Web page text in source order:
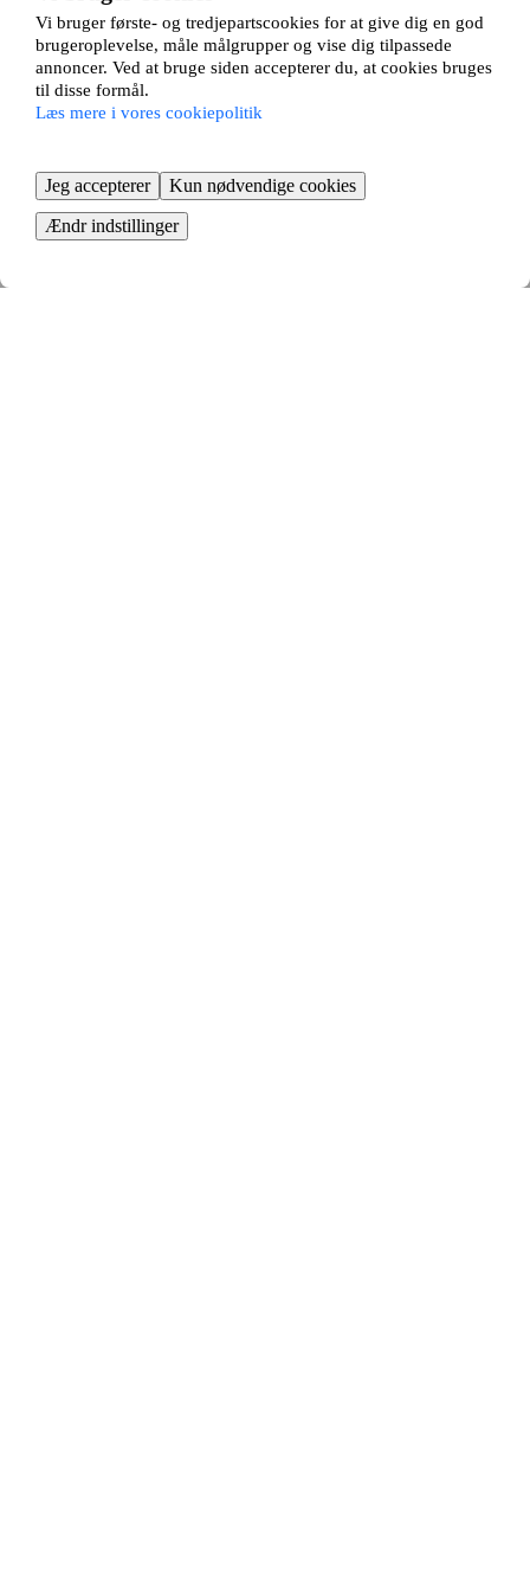
Vi bruger første- og tredjepartscookies for at give dig en god
brugeroplevelse, måle målgrupper og vise dig tilpassede
annoncer. Ved at bruge siden accepterer du, at cookies bruges
til disse formål.
Læs mere i vores cookiepolitik
Jeg accepterer
Kun nødvendige cookies
Ændr indstillinger
viser dig dernæst alle de relevante bytteforslag, der er tilpasset til dig.
Indryk din annonce
Start med at indrykke en annonce på din bolig